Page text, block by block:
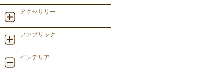
アクセサリー
ファブリック
インテリア